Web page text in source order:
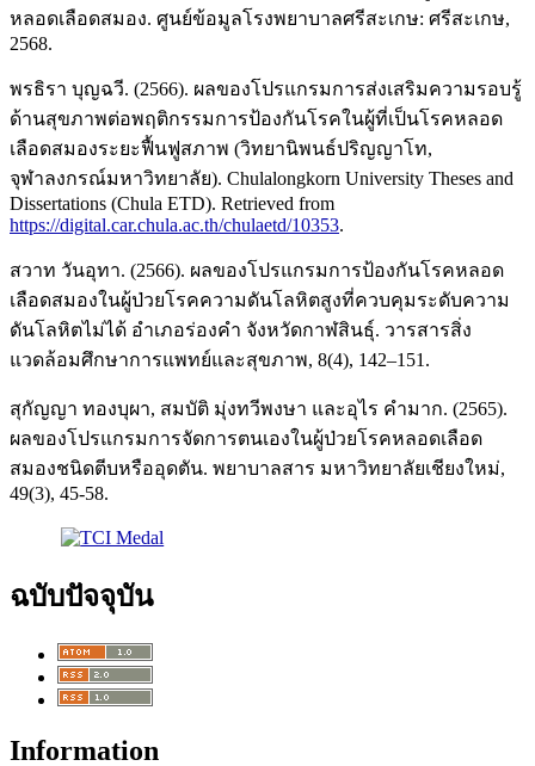
หลอดเลือดสมอง. ศูนย์ข้อมูลโรงพยาบาลศรีสะเกษ: ศรีสะเกษ,
2568.
พรธิรา บุญฉวี. (2566). ผลของโปรแกรมการส่งเสริมความรอบรู้
ด้านสุขภาพต่อพฤติกรรมการป้องกันโรคในผู้ที่เป็นโรคหลอด
เลือดสมองระยะฟื้นฟูสภาพ (วิทยานิพนธ์ปริญญาโท,
จุฬาลงกรณ์มหาวิทยาลัย). Chulalongkorn University Theses and
Dissertations (Chula ETD). Retrieved from
https://digital.car.chula.ac.th/chulaetd/10353.
สวาท วันอุทา. (2566). ผลของโปรแกรมการป้องกันโรคหลอด
เลือดสมองในผู้ป่วยโรคความดันโลหิตสูงที่ควบคุมระดับความ
ดันโลหิตไม่ได้ อำเภอร่องคำ จังหวัดกาฬสินธุ์. วารสารสิ่ง
แวดล้อมศึกษาการแพทย์และสุขภาพ, 8(4), 142–151.
สุกัญญา ทองบุผา, สมบัติ มุ่งทวีพงษา และอุไร คำมาก. (2565).
ผลของโปรแกรมการจัดการตนเองในผู้ป่วยโรคหลอดเลือด
สมองชนิดตีบหรืออุดตัน. พยาบาลสาร มหาวิทยาลัยเชียงใหม่,
49(3), 45-58.
ฉบับปัจจุบัน
Information